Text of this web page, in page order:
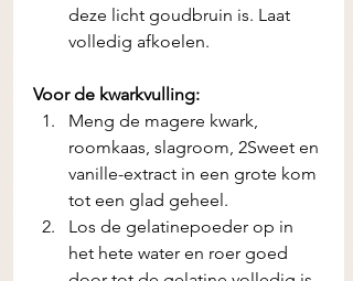
deze licht goudbruin is. Laat
volledig afkoelen.
Voor de kwarkvulling:
Meng de magere kwark,
roomkaas, slagroom, 2Sweet en
vanille-extract in een grote kom
tot een glad geheel.
Los de gelatinepoeder op in
het hete water en roer goed